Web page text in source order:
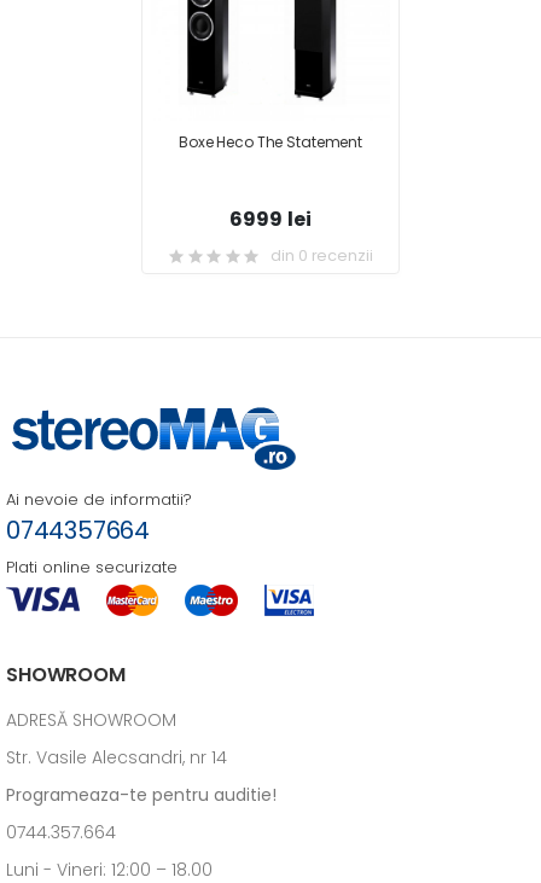
Boxe Heco The Statement
6999 lei
din 0 recenzii
Ai nevoie de informatii?
0744357664
Plati online securizate
SHOWROOM
ADRESĂ SHOWROOM
Str. Vasile Alecsandri, nr 14
Programeaza-te pentru auditie!
0744.357.664
Luni - Vineri: 12:00 – 18.00